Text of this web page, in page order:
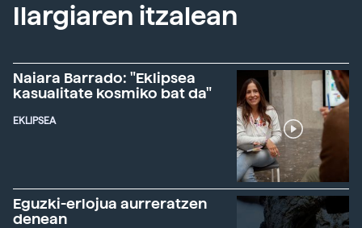
Ilargiaren itzalean
Naiara Barrado: "Eklipsea
kasualitate kosmiko bat da"
EKLIPSEA
Eguzki-erlojua aurreratzen
denean